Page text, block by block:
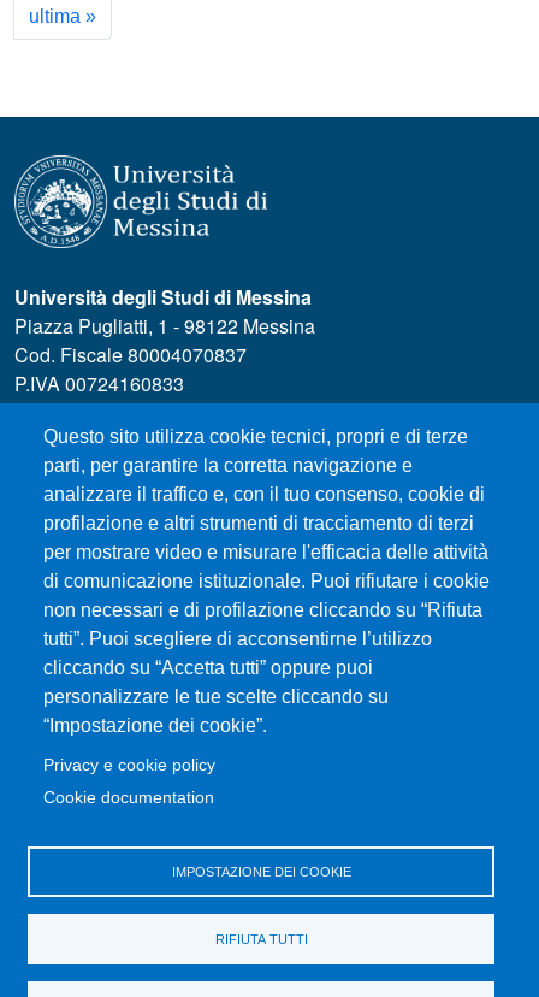
ultima »Ultima pagina
Questo sito utilizza cookie tecnici, propri e di terze
parti, per garantire la corretta navigazione e
analizzare il traffico e, con il tuo consenso, cookie di
profilazione e altri strumenti di tracciamento di terzi
per mostrare video e misurare l'efficacia delle attività
di comunicazione istituzionale. Puoi rifiutare i cookie
non necessari e di profilazione cliccando su “Rifiuta
tutti”. Puoi scegliere di acconsentirne l’utilizzo
cliccando su “Accetta tutti” oppure puoi
personalizzare le tue scelte cliccando su
“Impostazione dei cookie”.
Privacy e cookie policy
Cookie documentation
IMPOSTAZIONE DEI COOKIE
RIFIUTA TUTTI
Università degli Studi di Messina
Piazza Pugliatti, 1 - 98122 Messina
Cod. Fiscale 80004070837
P.IVA 00724160833
Centralino: 090 676 1
MENÙ SOCIAL
MENÙ FOOTER 1
Esami
Modulistica
Dove ci trovi
ERASMUS
Prenotazione Aule e Laboratori Didattici
Orientamento
Studenti UNIME
Disposizioni in materia di STAGE e TIROCINI
Parti Sociali
Valutazione della Didattica
Home Dipartimento